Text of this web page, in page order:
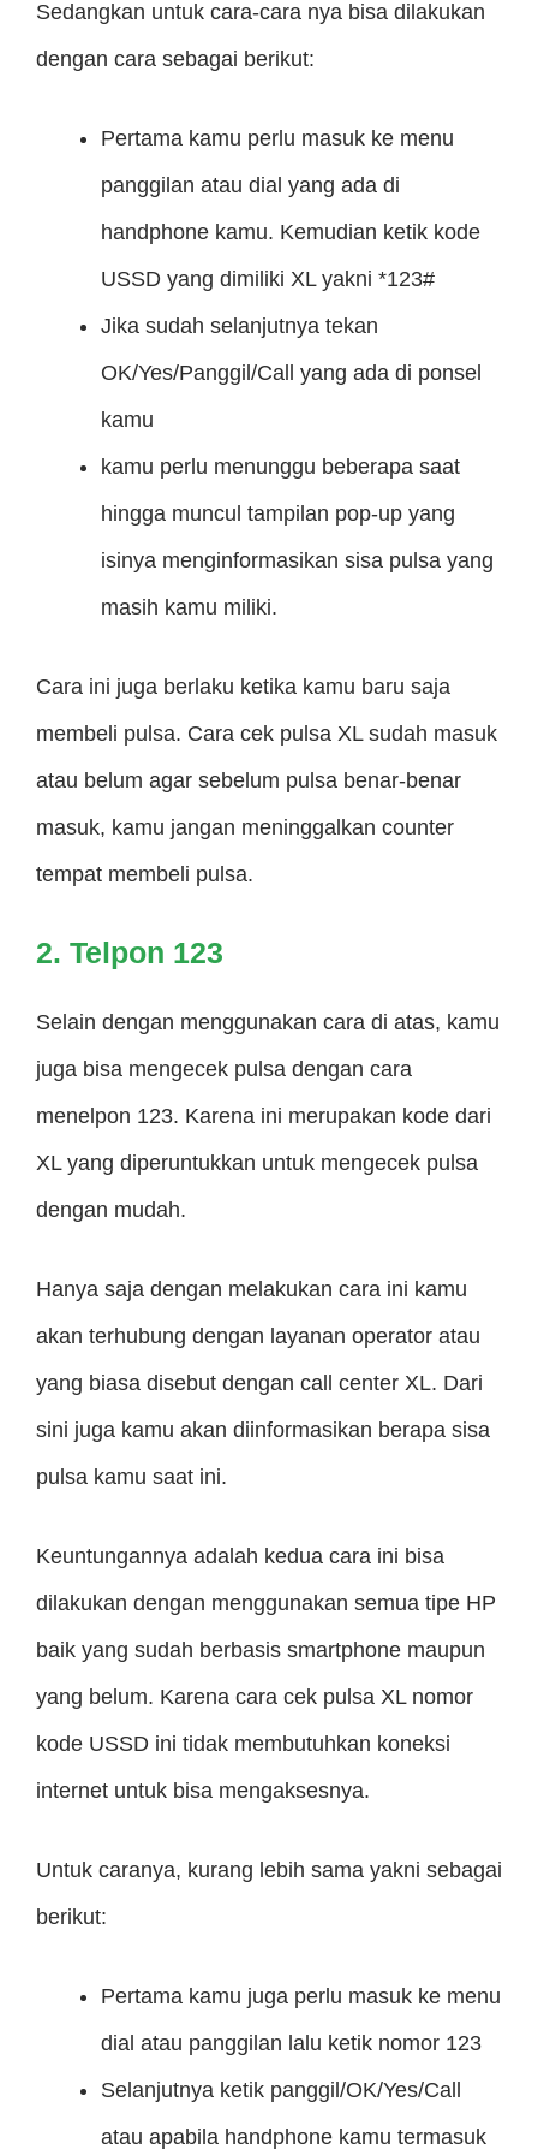
Sedangkan untuk cara-cara nya bisa dilakukan
dengan cara sebagai berikut:
Pertama kamu perlu masuk ke menu
panggilan atau dial yang ada di
handphone kamu. Kemudian ketik kode
USSD yang dimiliki XL yakni *123#
Jika sudah selanjutnya tekan
OK/Yes/Panggil/Call yang ada di ponsel
kamu
kamu perlu menunggu beberapa saat
hingga muncul tampilan pop-up yang
isinya menginformasikan sisa pulsa yang
masih kamu miliki.
Cara ini juga berlaku ketika kamu baru saja
membeli pulsa. Cara cek pulsa XL sudah masuk
atau belum agar sebelum pulsa benar-benar
masuk, kamu jangan meninggalkan counter
tempat membeli pulsa.
2. Telpon 123
Selain dengan menggunakan cara di atas, kamu
juga bisa mengecek pulsa dengan cara
menelpon 123. Karena ini merupakan kode dari
XL yang diperuntukkan untuk mengecek pulsa
dengan mudah.
Hanya saja dengan melakukan cara ini kamu
akan terhubung dengan layanan operator atau
yang biasa disebut dengan call center XL. Dari
sini juga kamu akan diinformasikan berapa sisa
pulsa kamu saat ini.
Keuntungannya adalah kedua cara ini bisa
dilakukan dengan menggunakan semua tipe HP
baik yang sudah berbasis smartphone maupun
yang belum. Karena cara cek pulsa XL nomor
kode USSD ini tidak membutuhkan koneksi
internet untuk bisa mengaksesnya.
Untuk caranya, kurang lebih sama yakni sebagai
berikut:
Pertama kamu juga perlu masuk ke menu
dial atau panggilan lalu ketik nomor 123
Selanjutnya ketik panggil/OK/Yes/Call
atau apabila handphone kamu termasuk